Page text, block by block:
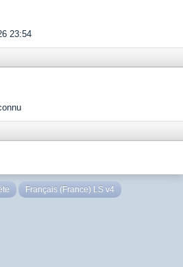
23:54
Français (France) LS v4